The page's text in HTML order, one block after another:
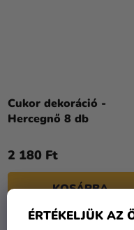
ÉRTÉKELJÜK AZ
Cukor dekoráció -
Hercegnő 8 db
2 180 Ft
KOSÁRBA